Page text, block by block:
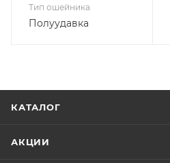
Тип ошейника
Полуудавка
КАТАЛОГ
АКЦИИ